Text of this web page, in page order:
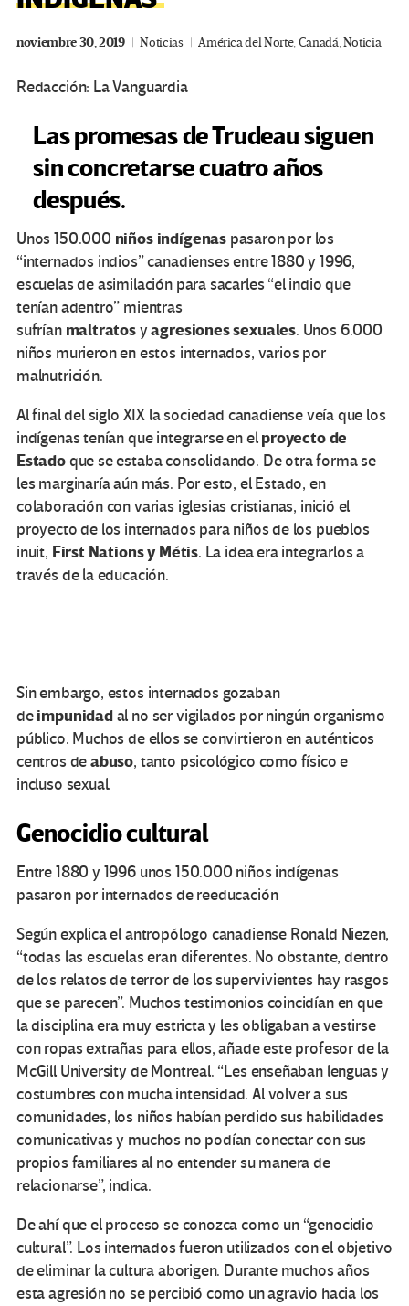
noviembre 30, 2019 Noticias América del Norte,Canadá,Noticia
Redacción: La Vanguardia
Las promesas de Trudeau siguen
sin concretarse cuatro años
después.
Unos 150.000 niños indígenas pasaron por los
“internados indios” canadienses entre 1880 y 1996,
escuelas de asimilación para sacarles “el indio que
tenían adentro” mientras
sufrían maltratosyagresionessexuales. Unos 6.000
niños murieron en estos internados, varios por
malnutrición.
Al final del siglo XIX la sociedad canadiense veía que los
indígenas tenían que integrarse en elproyecto de
Estadoque se estaba consolidando. De otra forma se
les marginaría aún más. Por esto, el Estado, en
colaboración con varias iglesias cristianas, inició el
proyecto de los internados para niños de los pueblos
inuit, First Nations y Métis. La idea era integrarlos a
través de la educación.
Sin embargo, estos internados gozaban
deimpunidadal no ser vigilados por ningún organismo
público. Muchos de ellos se convirtieron en auténticos
centros deabuso, tanto psicológico como físico e
incluso sexual.
Genocidio cultural
Entre 1880 y 1996 unos 150.000 niños indígenas
pasaron por internados de reeducación
Según explica el antropólogo canadiense Ronald Niezen,
“todas las escuelas eran diferentes. No obstante, dentro
de los relatos de terror de los supervivientes hay rasgos
que se parecen”. Muchos testimonios coincidían en que
la disciplina era muy estricta y les obligaban a vestirse
con ropas extrañas para ellos, añade este profesor de la
McGill University de Montreal. “Les enseñaban lenguas y
costumbres con mucha intensidad. Al volver a sus
comunidades, los niños habían perdido sus habilidades
comunicativas y muchos no podían conectar con sus
propios familiares al no entender su manera de
relacionarse”, indica.
De ahí que el proceso se conozca como un “genocidio
cultural”. Los internados fueron utilizados con el objetivo
de eliminar la cultura aborigen. Durante muchos años
esta agresión no se percibió como un agravio hacia los